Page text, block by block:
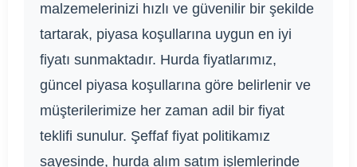
malzemelerinizi hızlı ve güvenilir bir şekilde
tartarak, piyasa koşullarına uygun en iyi
fiyatı sunmaktadır. Hurda fiyatlarımız,
güncel piyasa koşullarına göre belirlenir ve
müşterilerimize her zaman adil bir fiyat
teklifi sunulur. Şeffaf fiyat politikamız
sayesinde, hurda alım satım işlemlerinde